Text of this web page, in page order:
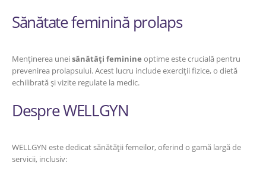
Sănătate feminină prolaps
Menținerea uneisănătăți feminine optime este crucială pentru
prevenirea prolapsului. Acest lucru include exerciții fizice, o dietă
echilibrată și vizite regulate la medic.
Despre WELLGYN
WELLGYN este dedicat sănătății femeilor, oferind o gamă largă de
servicii, inclusiv: